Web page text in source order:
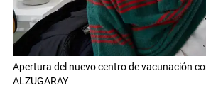
Apertura del nuevo centro de vacunación
ALZUGARAY